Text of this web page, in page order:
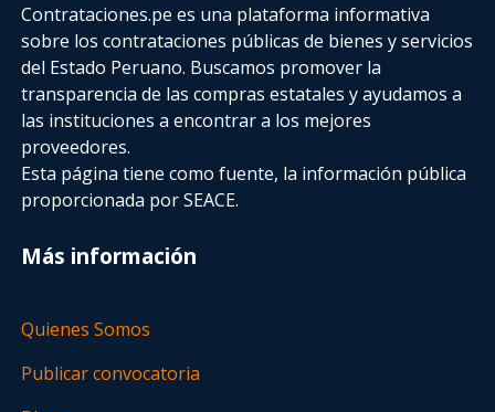
Contrataciones.pe es una plataforma informativa
sobre los contrataciones públicas de bienes y servicios
del Estado Peruano. Buscamos promover la
transparencia de las compras estatalesy ayudamos a
las instituciones a encontrar a los mejores
proveedores.
Esta página tiene como fuente, la información pública
proporcionada por SEACE.
Más información
Quienes Somos
Publicar convocatoria